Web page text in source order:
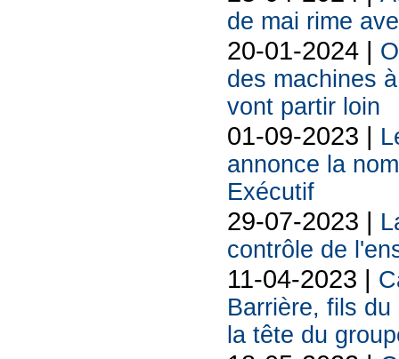
de mai rime
20-01-2024 |
des machines
vont partir loin
01-09-2023 |
annonce la
Exécutif
29-07-2023 |
contrôle de
11-04-2023 |
Barrière, fils
la tête du